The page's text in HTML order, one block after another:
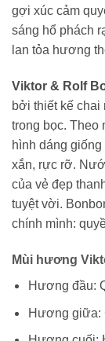
gợi xúc cảm
sáng hổ phách
lan tỏa hương
Viktor & Rolf
bởi thiết kế
trong bọc. Theo
hình dáng
xắn, rực rỡ.
của vẻ đẹp
tuyệt vời.
chính mình:
Mùi hương
Hương đầu:
Hương giữa: